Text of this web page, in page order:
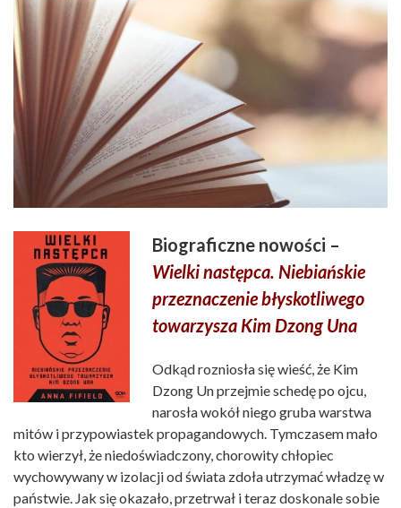
Biograficzne nowości –
Wielki następca. Niebiańskie
przeznaczenie błyskotliwego
towarzysza Kim Dzong Una
Odkąd rozniosła się wieść, że Kim
Dzong Un przejmie schedę po ojcu,
narosła wokół niego gruba warstwa
mitów i przypowiastek propagandowych. Tymczasem mało
kto wierzył, że niedoświadczony, chorowity chłopiec
wychowywany w izolacji od świata zdoła utrzymać władzę w
państwie. Jak się okazało, przetrwał i teraz doskonale sobie